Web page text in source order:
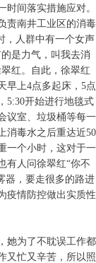
间落实措施应对。
责南井工业区的消毒
，人群中有一个女声
是力气，叫我去消
红。自此，徐翠红
早上4点多起床，5点
5:30开始进行地毯式
议室、垃圾桶等每一
消毒水之后重达近50
一个小时，这对于一
有人问徐翠红“你不
器，要走很多的路进
疫情防控做出实质性
为了不耽误工作都
又忙又辛苦，所以照